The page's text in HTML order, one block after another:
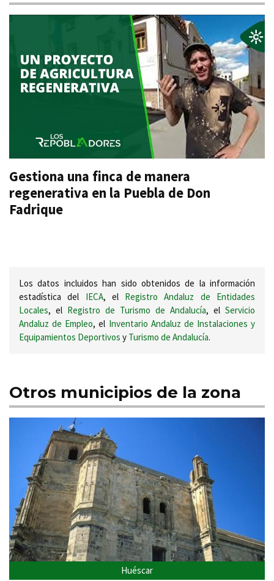
Gestiona una finca de manera
regenerativa en la Puebla de Don
Fadrique
Los datos incluidos han sido obtenidos de la información
estadística del IECA, el Registro Andaluz de Entidades
Locales, el Registro de Turismo de Andalucía, el Servicio
Andaluz de Empleo, el Inventario Andaluz de Instalaciones y
Equipamientos Deportivos y Turismo de Andalucía.
Otros municipios de la zona
Huéscar